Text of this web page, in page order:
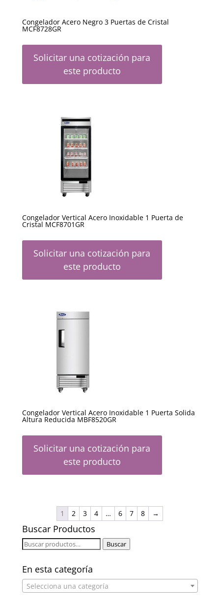
Congelador Acero Negro 3 Puertas de Cristal
MCF8728GR
Solicitar una cotización para
este producto
Congelador Vertical Acero Inoxidable 1 Puerta de
Cristal MCF8701GR
Solicitar una cotización para
este producto
Congelador Vertical Acero Inoxidable 1 Puerta Solida
Altura Reducida MBF8520GR
Solicitar una cotización para
este producto
1 2 3 4 … 6 7 8 →
Buscar Productos
Buscar
Buscar
En esta categoría
Selecciona una categoría